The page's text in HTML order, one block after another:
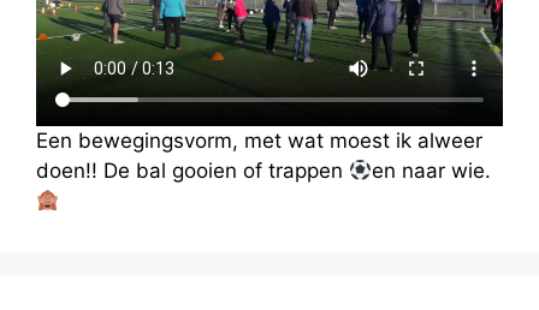
Een bewegingsvorm, met wat moest ik alweer
doen!! De bal gooien of trappen
en naar wie.